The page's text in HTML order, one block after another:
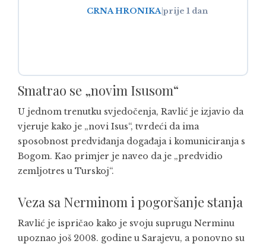
CRNA HRONIKAprije 1 dan
Smatrao se „novim Isusom“
U jednom trenutku svjedočenja, Ravlić je izjavio da
vjeruje kako je „novi Isus“, tvrdeći da ima
sposobnost predviđanja događaja i komuniciranja s
Bogom. Kao primjer je naveo da je „predvidio
zemljotres u Turskoj“.
Veza sa Nerminom i pogoršanje stanja
Ravlić je ispričao kako je svoju suprugu Nerminu
upoznao još 2008. godine u Sarajevu, a ponovno su